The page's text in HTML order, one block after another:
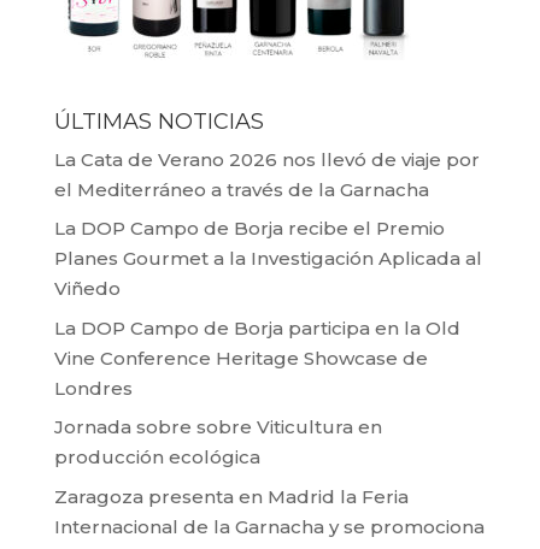
ÚLTIMAS NOTICIAS
La Cata de Verano 2026 nos llevó de viaje por
el Mediterráneo a través de la Garnacha
La DOP Campo de Borja recibe el Premio
Planes Gourmet a la Investigación Aplicada al
Viñedo
La DOP Campo de Borja participa en la Old
Vine Conference Heritage Showcase de
Londres
Jornada sobre sobre Viticultura en
producción ecológica
Zaragoza presenta en Madrid la Feria
Internacional de la Garnacha y se promociona